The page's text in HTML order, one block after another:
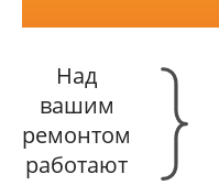
Над
вашим
ремонтом
работают